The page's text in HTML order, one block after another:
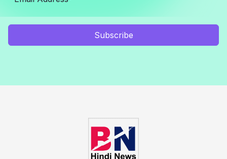
Subscribe